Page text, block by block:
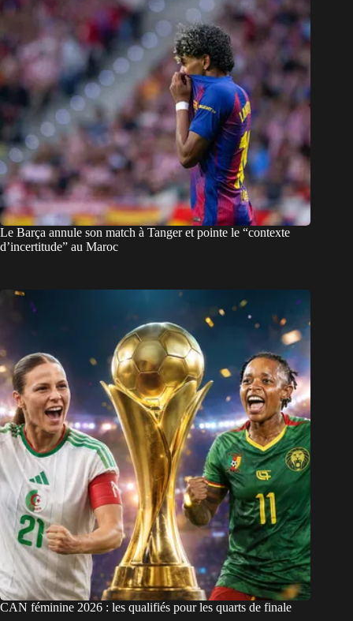
Le Barça annule son match à Tanger et pointe le “contexte
d’incertitude” au Maroc
CAN féminine 2026 : les qualifiés pour les quarts de finale